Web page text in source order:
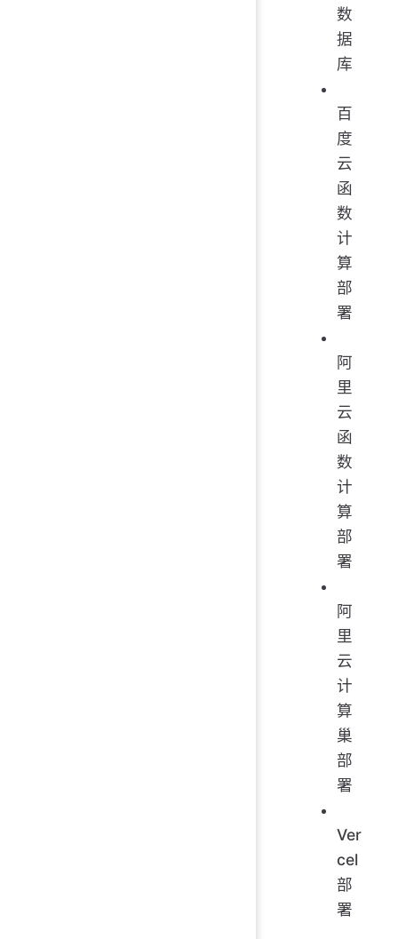
数
据
库
百
度
云
函
数
计
算
部
署
阿
里
云
函
数
计
算
部
署
阿
里
云
计
算
巢
部
署
Ver
cel
部
署